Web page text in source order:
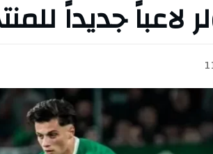
لاعباً جديداً